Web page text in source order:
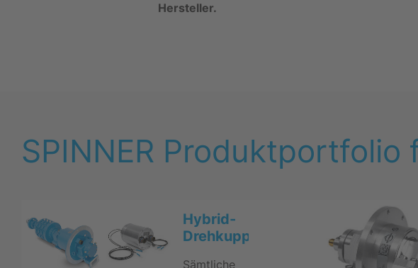
Hersteller.
SPINNER
Hybrid-
Drehkupplungen
Sämtliche